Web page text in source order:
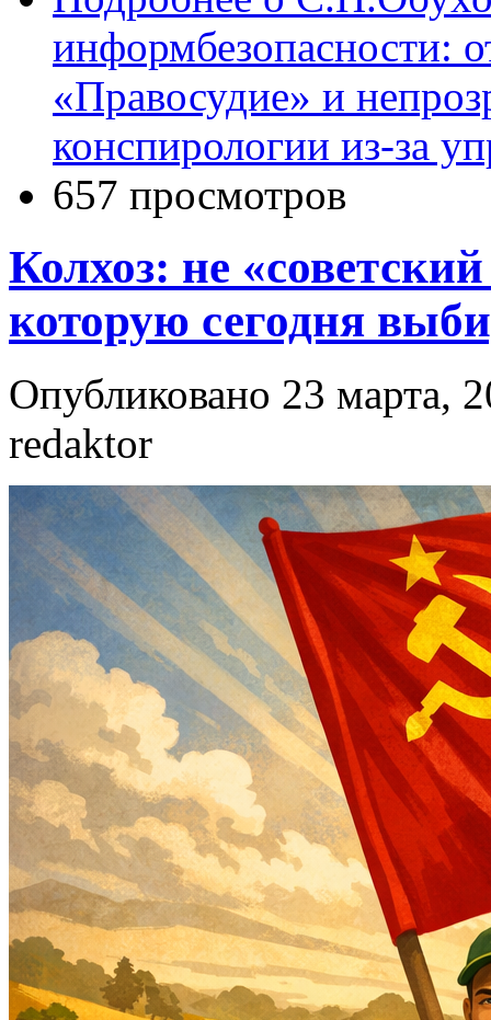
информбезопасности:
«Правосудие» и
конспирологии из-за
657 просмотров
Колхоз: не
которую сегодня
Опубликовано 23 марта,
redaktor